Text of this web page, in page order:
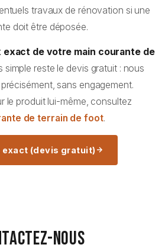
travaux de rénovation si une
doit être déposée.
exact de votre main courante de
simple reste le devis gratuit : nous
sans engagement.
le produit lui-même, consultez
de terrain de foot.
exact (devis gratuit)
nous